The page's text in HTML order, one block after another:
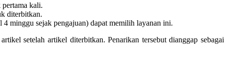
kali.
diterbitkan.
minggu sejak pengajuan) dapat memilih layanan ini.
setelah artikel diterbitkan. Penarikan tersebut dianggap sebagai